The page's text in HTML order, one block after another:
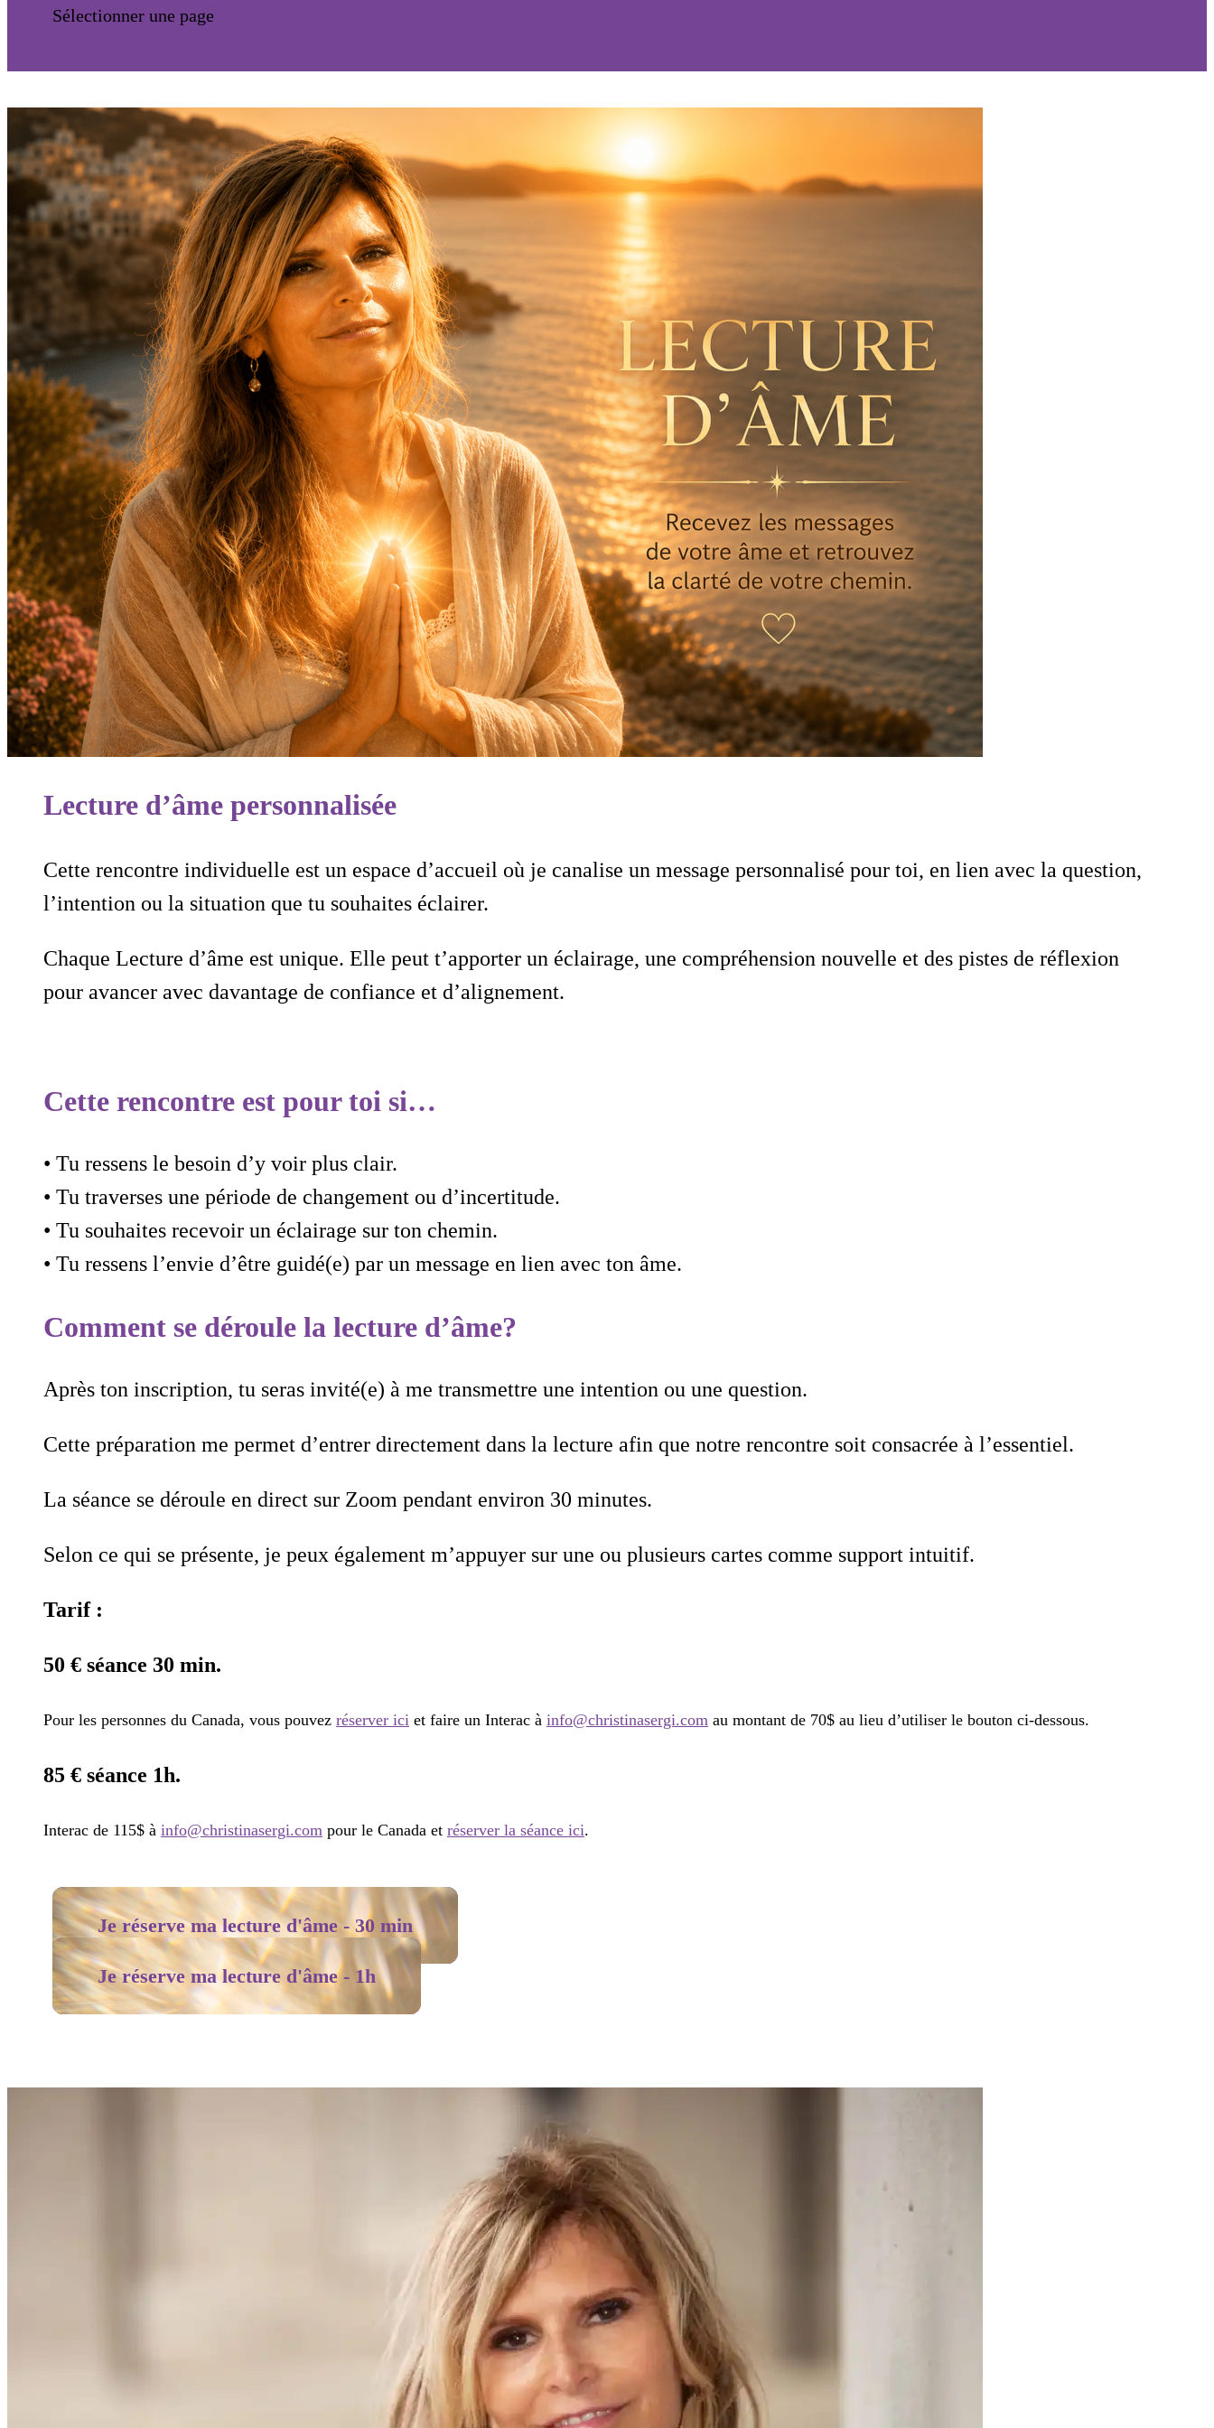
Sélectionner une page
Lecture d’âme personnalisée
Cette rencontre individuelle est un espace d’accueil où je canalise un message personnalisé pour toi, en lien avec la question,
l’intention ou la situation que tu souhaites éclairer.
Chaque Lecture d’âme est unique. Elle peut t’apporter un éclairage, une compréhension nouvelle et des pistes de réflexion
pour avancer avec davantage de confiance et d’alignement.
Cette rencontre est pour toi si…
• Tu ressens le besoin d’y voir plus clair.
• Tu traverses une période de changement ou d’incertitude.
• Tu souhaites recevoir un éclairage sur ton chemin.
• Tu ressens l’envie d’être guidé(e) par un message en lien avec ton âme.
Comment se déroule la lecture d’âme?
Après ton inscription, tu seras invité(e) à me transmettre une intention ou une question.
Cette préparation me permet d’entrer directement dans la lecture afin que notre rencontre soit consacrée à l’essentiel.
La séance se déroule en direct sur Zoom pendant environ 30 minutes.
Selon ce qui se présente, je peux également m’appuyer sur une ou plusieurs cartes comme support intuitif.
Tarif :
50 € séance 30 min.
Pour les personnes du Canada, vous pouvez réserver ici et faire un Interac à info@christinasergi.com au montant de 70$ au lieu d’utiliser le bouton ci-dessous.
85 € séance 1h.
Interac de 115$ à info@christinasergi.com pour le Canada et réserver la séance ici.
Je réserve ma lecture d'âme - 30 min
Je réserve ma lecture d'âme - 1h